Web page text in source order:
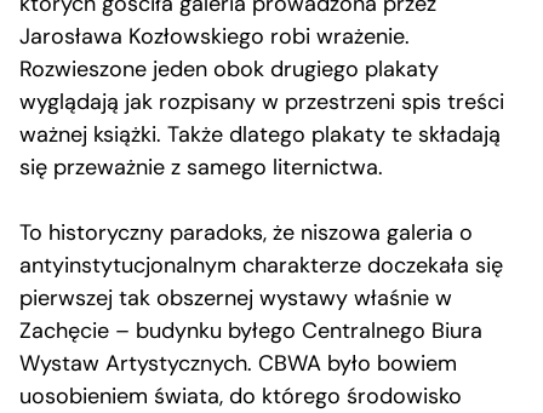
Jarosława Kozłowskiego robi wrażenie.
Rozwieszone jeden obok drugiego plakaty
wyglądają jak rozpisany w przestrzeni spis treści
ważnej książki. Także dlatego plakaty te składają
się przeważnie z samego liternictwa.
To historyczny paradoks, że niszowa galeria o
antyinstytucjonalnym charakterze doczekała się
pierwszej tak obszernej wystawy właśnie w
Zachęcie – budynku byłego Centralnego Biura
Wystaw Artystycznych. CBWA było bowiem
uosobieniem świata, do którego środowisko